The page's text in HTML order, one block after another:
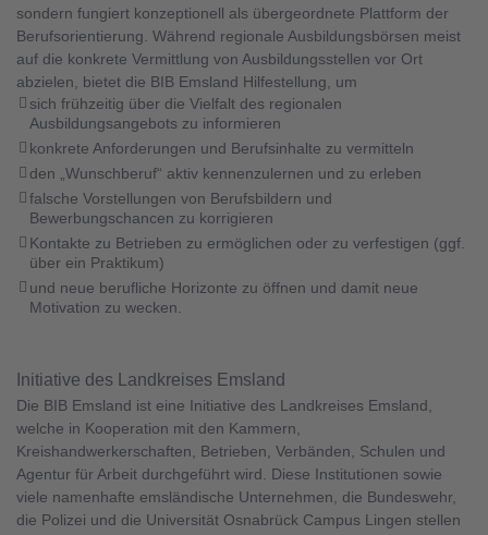
sondern fungiert konzeptionell als übergeordnete Plattform der
Berufsorientierung. Während regionale Ausbildungsbörsen meist
auf die konkrete Vermittlung von Ausbildungsstellen vor Ort
abzielen, bietet die BIB Emsland Hilfestellung, um
sich frühzeitig über die Vielfalt des regionalen
Ausbildungsangebots zu informieren
konkrete Anforderungen und Berufsinhalte zu vermitteln
den „Wunschberuf“ aktiv kennenzulernen und zu erleben
falsche Vorstellungen von Berufsbildern und
Bewerbungschancen zu korrigieren
Kontakte zu Betrieben zu ermöglichen oder zu verfestigen (ggf.
über ein Praktikum)
und neue berufliche Horizonte zu öffnen und damit neue
Motivation zu wecken.
Initiative des Landkreises Emsland
Die BIB Emsland ist eine Initiative des Landkreises Emsland,
welche in Kooperation mit den Kammern,
Kreishandwerkerschaften, Betrieben, Verbänden, Schulen und
Agentur für Arbeit durchgeführt wird. Diese Institutionen sowie
viele namenhafte emsländische Unternehmen, die Bundeswehr,
die Polizei und die Universität Osnabrück Campus Lingen stellen